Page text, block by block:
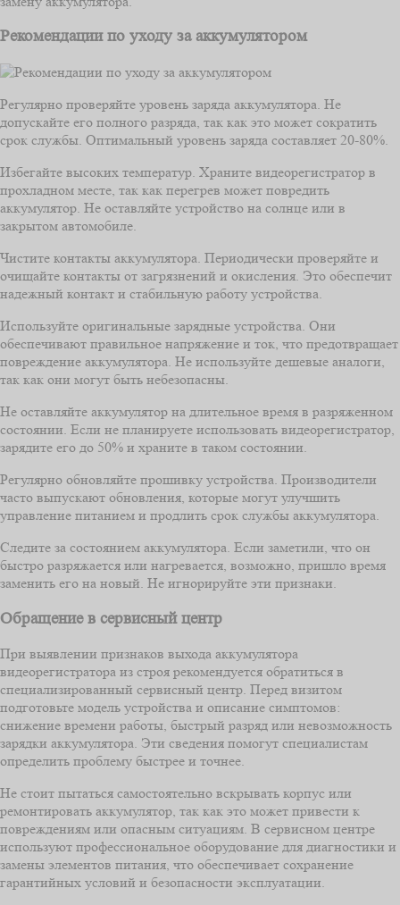
Рекомендации по уходу за аккумулятором
Регулярно проверяйте уровень заряда аккумулятора. Не
допускайте его полного разряда, так как это может сократить
срок службы. Оптимальный уровень заряда составляет 20-80%.
Избегайте высоких температур. Храните видеорегистратор в
прохладном месте, так как перегрев может повредить
аккумулятор. Не оставляйте устройство на солнце или в
закрытом автомобиле.
Чистите контакты аккумулятора. Периодически проверяйте и
очищайте контакты от загрязнений и окисления. Это обеспечит
надежный контакт и стабильную работу устройства.
Используйте оригинальные зарядные устройства. Они
обеспечивают правильное напряжение и ток, что предотвращает
повреждение аккумулятора. Не используйте дешевые аналоги,
так как они могут быть небезопасны.
Не оставляйте аккумулятор на длительное время в разряженном
состоянии. Если не планируете использовать видеорегистратор,
зарядите его до 50% и храните в таком состоянии.
Регулярно обновляйте прошивку устройства. Производители
часто выпускают обновления, которые могут улучшить
управление питанием и продлить срок службы аккумулятора.
Следите за состоянием аккумулятора. Если заметили, что он
быстро разряжается или нагревается, возможно, пришло время
заменить его на новый. Не игнорируйте эти признаки.
Обращение в сервисный центр
При выявлении признаков выхода аккумулятора
видеорегистратора из строя рекомендуется обратиться в
специализированный сервисный центр. Перед визитом
подготовьте модель устройства и описание симптомов:
снижение времени работы, быстрый разряд или невозможность
зарядки аккумулятора. Эти сведения помогут специалистам
определить проблему быстрее и точнее.
Не стоит пытаться самостоятельно вскрывать корпус или
ремонтировать аккумулятор, так как это может привести к
повреждениям или опасным ситуациям. В сервисном центре
используют профессиональное оборудование для диагностики и
замены элементов питания, что обеспечивает сохранение
гарантийных условий и безопасности эксплуатации.